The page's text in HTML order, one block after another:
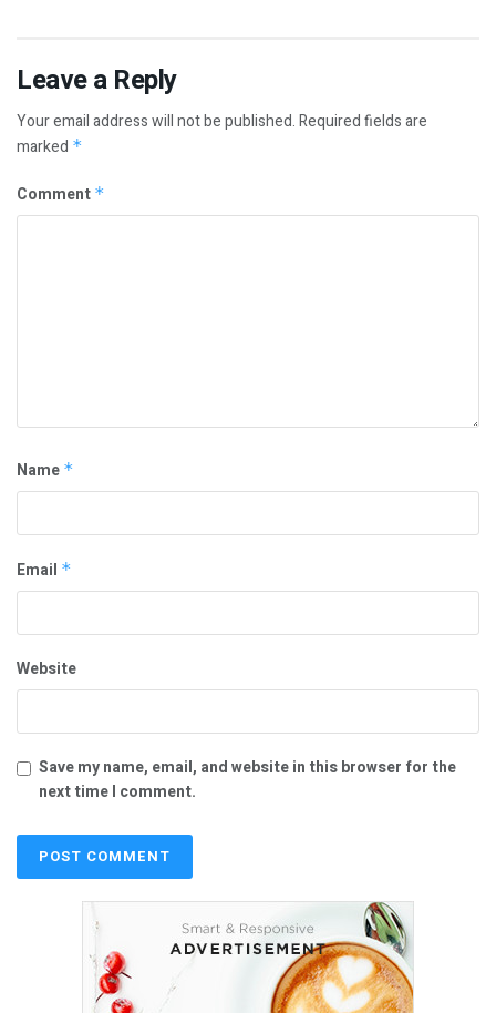
Leave a Reply
Your email address will not be published.Required fields are
marked *
Comment *
Name *
Email *
Website
Save my name, email, and website in this browser for the
next time I comment.